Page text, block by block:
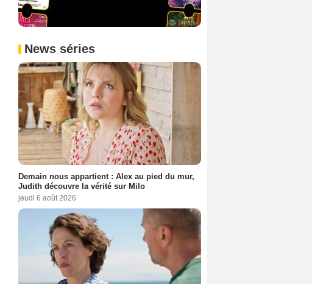
News séries
Demain nous appartient : Alex au pied du mur,
Judith découvre la vérité sur Milo
jeudi 6 août 2026